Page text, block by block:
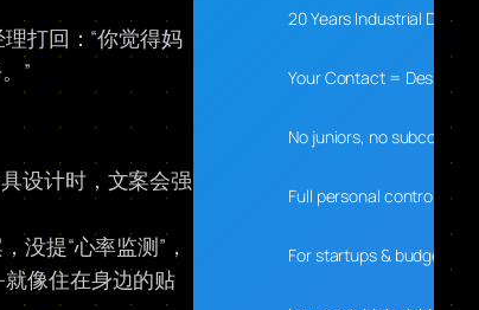
打回：“你觉得妈
”
设计时，文案会强
提“心率监测”，
像住在身边的贴
20 Years Industrial
Your Contact = Designer
No juniors, no
Full personal control, 20
For startups & budget-